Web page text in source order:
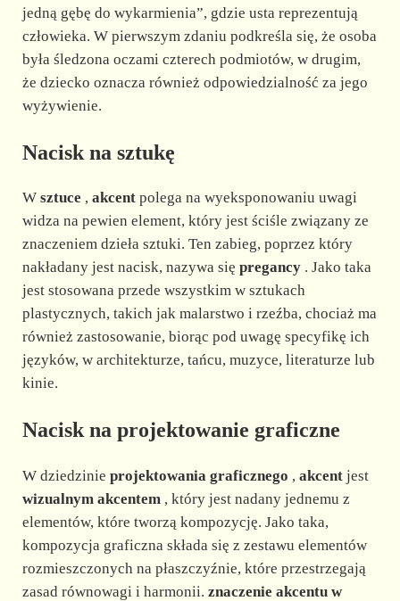
jedną gębę do wykarmienia”, gdzie usta reprezentują
człowieka. W pierwszym zdaniu podkreśla się, że osoba
była śledzona oczami czterech podmiotów, w drugim,
że dziecko oznacza również odpowiedzialność za jego
wyżywienie.
Nacisk na sztukę
W sztuce , akcentpolega na wyeksponowaniu uwagi
widza na pewien element, który jest ściśle związany ze
znaczeniem dzieła sztuki. Ten zabieg, poprzez który
nakładany jest nacisk, nazywa się pregancy. Jako taka
jest stosowana przede wszystkim w sztukach
plastycznych, takich jak malarstwo i rzeźba, chociaż ma
również zastosowanie, biorąc pod uwagę specyfikę ich
języków, w architekturze, tańcu, muzyce, literaturze lub
kinie.
Nacisk na projektowanie graficzne
W dziedzinie projektowania graficznego , akcentjest
wizualnym akcentem , który jest nadany jednemu z
elementów, które tworzą kompozycję. Jako taka,
kompozycja graficzna składa się z zestawu elementów
rozmieszczonych na płaszczyźnie, które przestrzegają
zasad równowagi i harmonii. znaczenie akcentu w